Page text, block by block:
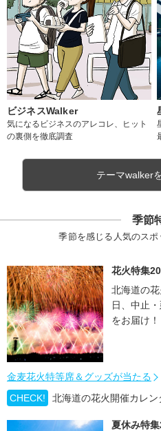
ビジネスWalker
気になるビジネスのアレコレ、ヒット
の裏側を徹底調査
テーマwalker
季節
季節を感じる人気のス
花火特集
北海道の
日、中止
をお届け！
金麦花火特等席＆グッズが当たる
CHECK!
北海道の花火開催カレン
夏休み特集